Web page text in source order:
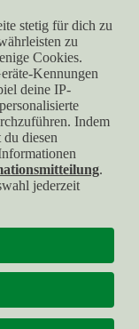
Impressum
Cookies
Datenschutz
stetig für dich zu
zu
Cookies.
Kennungen
deine IP-
Indem
diesen
.
jederzeit